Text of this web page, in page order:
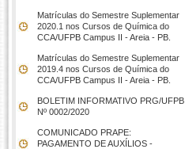
Matrículas do Semestre Suplementar
2020.1 nos Cursos de Química do
CCA/UFPB Campus II - Areia - PB.
Matrículas do Semestre Suplementar
2019.4 nos Cursos de Química do
CCA/UFPB Campus II - Areia - PB.
BOLETIM INFORMATIVO PRG/UFPB
Nº 0002/2020
COMUNICADO PRAPE:
PAGAMENTO DE AUXÍLIOS -